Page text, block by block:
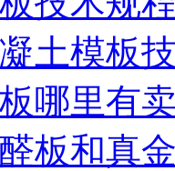
土模板
哪里有
板和真